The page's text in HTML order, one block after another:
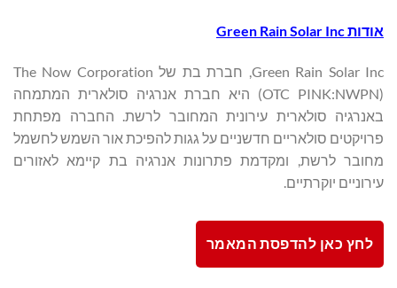
אודותGreen Rain Solar Inc
Green Rain Solar Inc, חברת בת של The Now Corporation
(OTC PINK:NWPN) היא חברת אנרגיה סולארית המתמחה
באנרגיה סולארית עירונית המחובר לרשת. החברה מפתחת
פרויקטים סולאריים חדשניים על גגות להפיכת אור השמש לחשמל
מחובר לרשת, ומקדמת פתרונות אנרגיה בת קיימא לאזורים
עירוניים יוקרתיים.
לחץ כאן להדפסת המאמר